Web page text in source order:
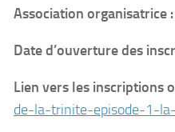
Association organisatrice :
Date d’ouverture des
Lien vers les inscriptions
de-la-trinite-episode-1-